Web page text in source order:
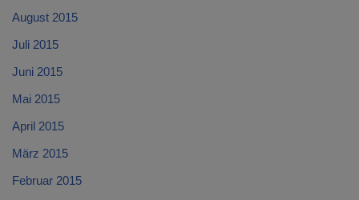
August 2015
Juli 2015
Juni 2015
Mai 2015
April 2015
März 2015
Februar 2015